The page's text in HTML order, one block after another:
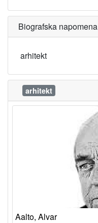
Biografska napomena
arhitekt
arhitekt
Aalto, Alvar